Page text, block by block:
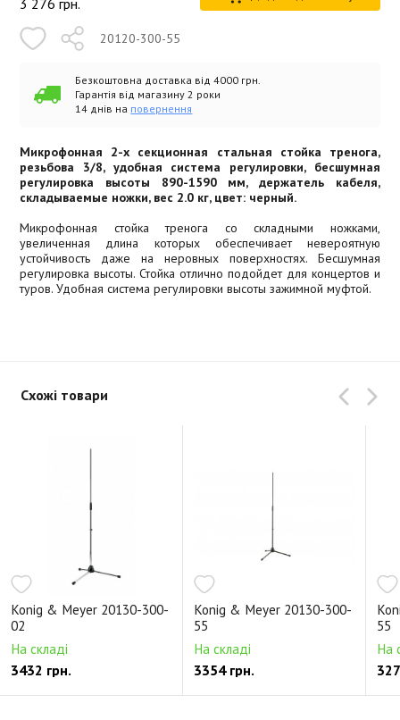
20120-300-55
Безкоштовна доставка від 4000 грн.
Гарантія від магазину 2 роки
14 днів на повернення
Микрофонная 2-х секционная стальная стойка тренога,
резьбова 3/8, удобная система регулировки, бесшумная
регулировка высоты 890-1590 мм, держатель кабеля,
складываемые ножки, вес 2.0 кг, цвет: черный.
Микрофонная стойка тренога со складными ножками,
увеличенная длина которых обеспечивает невероятную
устойчивость даже на неровных поверхностях. Бесшумная
регулировка высоты. Стойка отлично подойдет для концертов и
туров. Удобная система регулировки высоты зажимной муфтой.
Схожі товари
Konig & Meyer 20130-300-
02
На складі
3432 грн.
Konig & Meyer 20130-300-
55
На складі
3354 грн.
55
На